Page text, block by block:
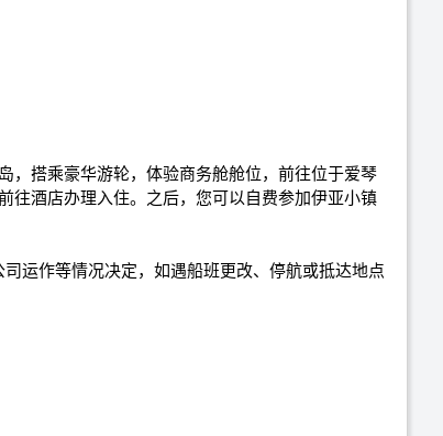
，搭乘豪华游轮，体验商务舱舱位，前往位于爱琴
往酒店办理入住。之后，您可以自费参加伊亚小镇
运作等情况决定，如遇船班更改、停航或抵达地点